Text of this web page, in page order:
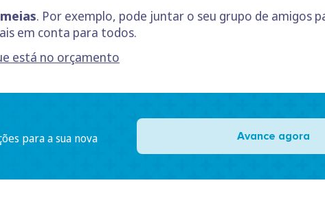
. Por exemplo, pode juntar o seu grupo de amigos
em conta para todos.
está no orçamento
para a sua nova
Avance agora